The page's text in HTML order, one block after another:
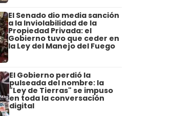
El Senado dio media sanción
a la Inviolabilidad de la
Propiedad Privada: el
Gobierno tuvo que ceder en
la Ley del Manejo del Fuego
El Gobierno perdió la
pulseada del nombre: la
"Ley de Tierras" se impuso
en toda la conversación
digital